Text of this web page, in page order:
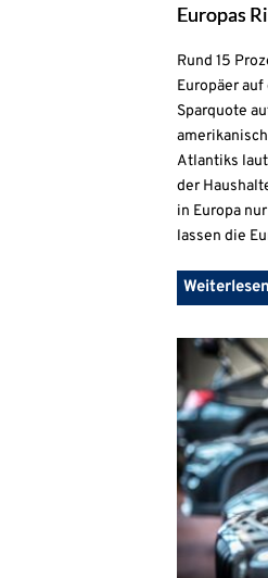
Europas
Rund 15
Europäer
Sparquote
Atlantiks
der
in Europa
lassen die
Weiterlesen